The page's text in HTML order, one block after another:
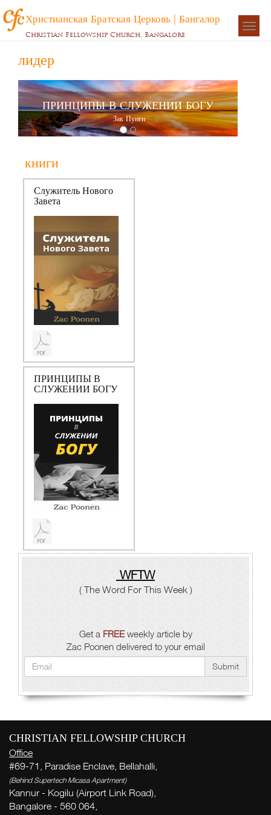
Христианская Братская Церковь | Бангалор
Christian Fellowship Church, Bangalore
лидер
ПРИНЦИПЫ В СЛУЖЕНИИ БОГУ
Зак Пунен
книги
Служитель Нового
Завета
ПРИНЦИПЫ В
СЛУЖЕНИИ БОГУ
WFTW
( The Word For This Week )
Get a FREEweekly article by
Zac Poonen delivered to your email
Submit
CHRISTIAN FELLOWSHIP CHURCH
Office
#69-71, Paradise Enclave, Bellahalli,
(Behind Supertech Micasa Apartment)
Kannur - Kogilu (Airport Link Road),
Bangalore - 560 064,